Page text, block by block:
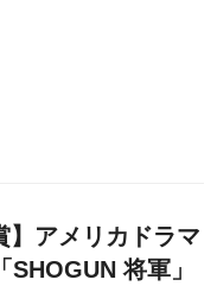
】アメリカドラマ
将軍」